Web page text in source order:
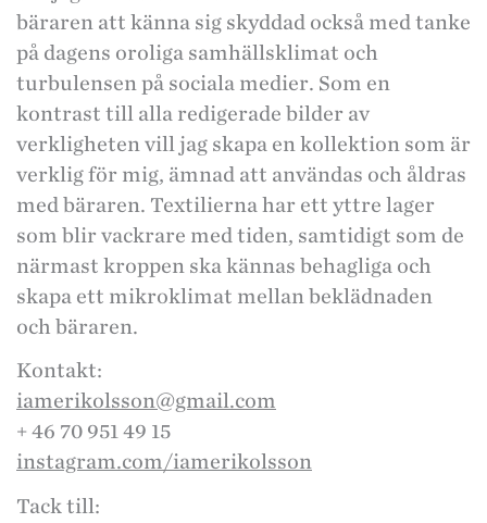
bäraren att känna sig skyddad också med tanke
på dagens oroliga samhällsklimat och
turbulensen på sociala medier. Som en
kontrast till alla redigerade bilder av
verkligheten vill jag skapa en kollektion som är
verklig för mig, ämnad att användas och åldras
med bäraren. Textilierna har ett yttre lager
som blir vackrare med tiden, samtidigt som de
närmast kroppen ska kännas behagliga och
skapa ett mikroklimat mellan beklädnaden
och bäraren.
Kontakt:
iamerikolsson@gmail.com
+ 46 70 951 49 15
instagram.com/iamerikolsson
Tack till: